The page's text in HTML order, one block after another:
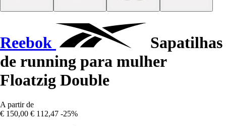
Reebok
Sapatilhas
de running para mulher
Floatzig Double
A partir de
€ 150,00 € 112,47 -25%